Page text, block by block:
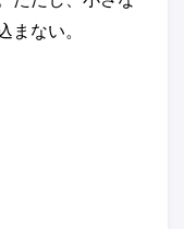
まない。